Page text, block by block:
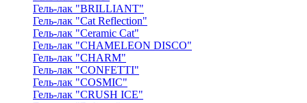
Гель-лак "BRILLIANT"
Гель-лак "Cat Reflection"
Гель-лак "Ceramic Cat"
Гель-лак "CHAMELEON DISCO"
Гель-лак "CHARM"
Гель-лак "CONFETTI"
Гель-лак "COSMIC"
Гель-лак "CRUSH ICE"